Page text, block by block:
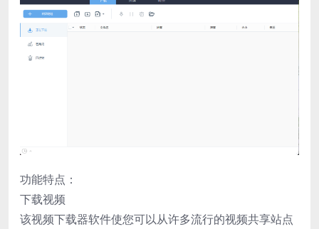
功能特点：
下载视频
该视频下载器软件使您可以从许多流行的视频共享站点